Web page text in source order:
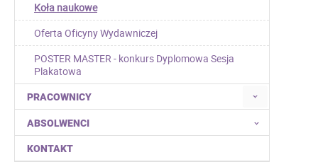
Koła naukowe
Oferta Oficyny Wydawniczej
POSTER MASTER - konkurs Dyplomowa Sesja
Plakatowa
PRACOWNICY
ABSOLWENCI
KONTAKT